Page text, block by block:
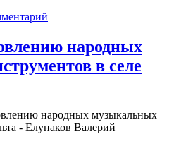
народных
в селе
народных музыкальных
- Елунаков Валерий